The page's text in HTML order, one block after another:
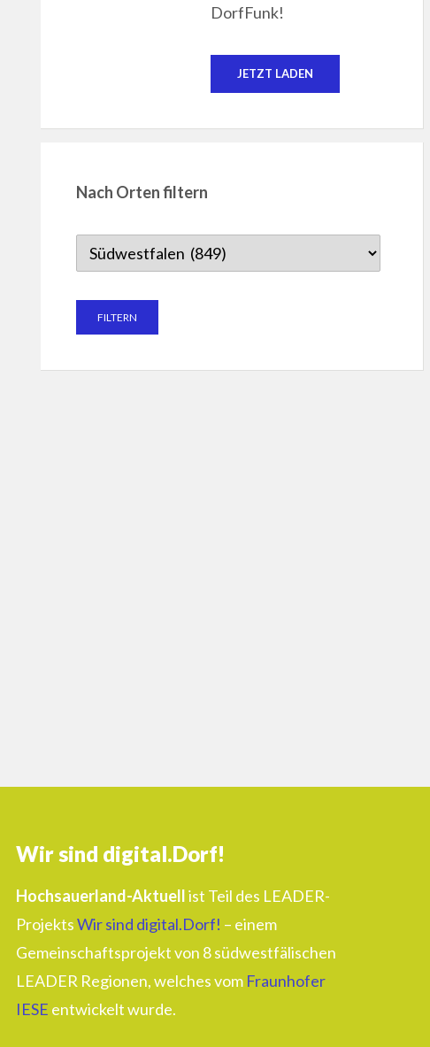
DorfFunk!
JETZT LADEN
Nach Orten filtern
Wir sind digital.Dorf!
Hochsauerland-Aktuellist Teil des LEADER-
ProjektsWir sind digital.Dorf! – einem
Gemeinschaftsprojekt von 8 südwestfälischen
LEADER Regionen, welches vom Fraunhofer
IESE entwickelt wurde.